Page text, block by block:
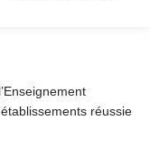
réussie